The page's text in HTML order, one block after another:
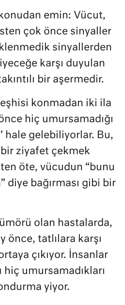
emin: Vücut,
çok önce sinyaller
sinyallerden
karşı duyulan
bir aşermedir.
konmadan iki ila
hiç umursamadığı
hale gelebiliyorlar. Bu,
ziyafet çekmek
öte, vücudun “bunu
diye bağırması gibi bir
olan hastalarda,
önce, tatlılara karşı
çıkıyor. İnsanlar
hiç umursamadıkları
yiyor.